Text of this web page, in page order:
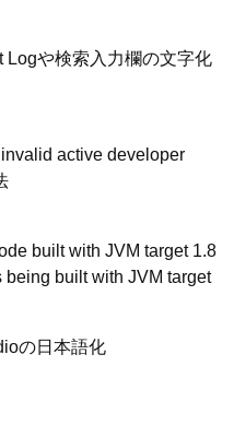
Logや検索入力欄の文字化
invalid active developer
built with JVM target 1.8
being built with JVM target
の日本語化